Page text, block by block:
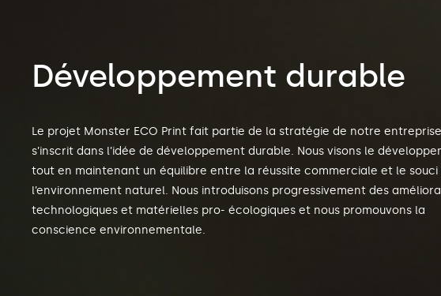
Développement durable
Le projet Monster ECO Print fait partie de la stratégie de notre
s’inscrit dans l’idée de développement durable. Nous visons le
tout en maintenant un équilibre entre la réussite commerciale et le souci
l’environnement naturel. Nous introduisons progressivement des
technologiques et matérielles pro- écologiques et nous promouvons la
conscience environnementale.